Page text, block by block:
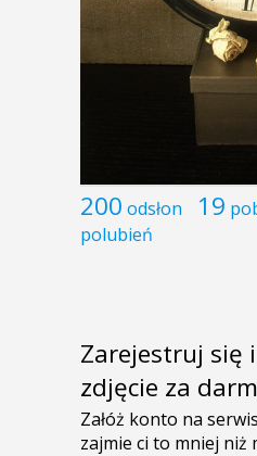
200 odsłon 19
polubień
Zarejestruj się
zdjęcie za